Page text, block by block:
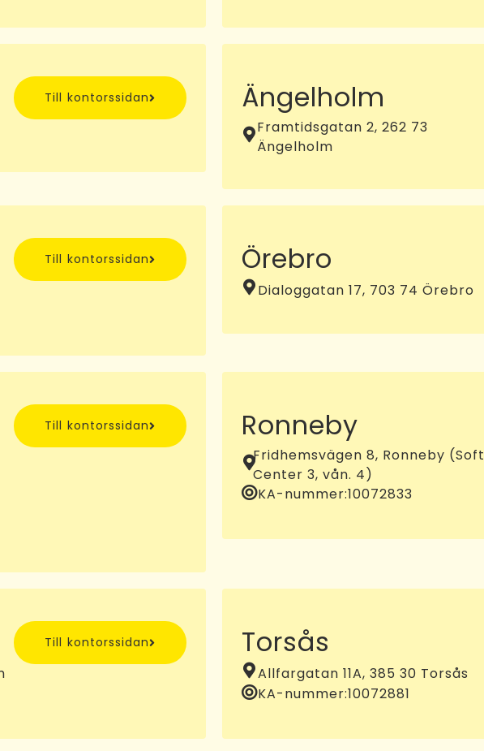
Till kontorssidan Ängelholm
Framtidsgatan 2, 262 73
Ängelholm
Till kontorssidan Örebro
Dialoggatan 17, 703 74 Örebro
Till kontorssidan Ronneby
Fridhemsvägen 8, Ronneby (Soft
Center 3, vån. 4)
KA-nummer:10072833
Till kontorssidan Torsås
Allfargatan 11A, 385 30 Torsås
KA-nummer:10072881